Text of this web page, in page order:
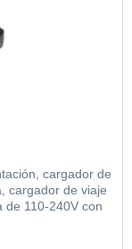
cargador de
cargador de viaje
de 110-240V con